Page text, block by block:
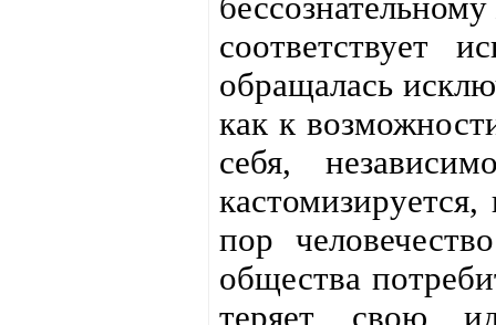
соответствует
обращалась
как к
себя,
пор
общества
теряет свою